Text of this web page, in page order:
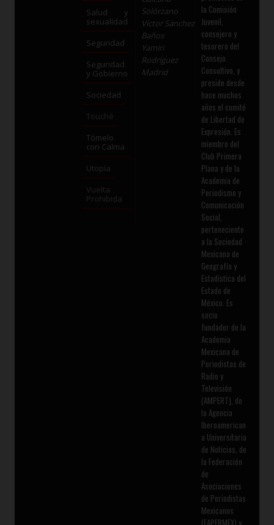
Salud y
sexualidad
Seguridad
Seguridad
y Gobierno
Sociedad
Touché
Tómelo
con Calma
Utopía
Vuelta
Prohibida
Solórzano
Víctor Sánchez
Baños
Yamiri
Rodríguez
Madrid
la Comisión
Juvenil,
consejero y
tesorero del
Consejo
Consultivo, y
preside desde
hace muchos
años el comité
de Libertad de
Expresión. Es
miembro del
Club Primera
Plana y de la
Academia de
Periodismo y
Comunicación
Social,
perteneciente
a la Sociedad
Mexicana de
Geografía y
Estadística del
Estado de
México. Es
socio
fundador de la
Academia
Mexicana de
Periodistas de
Radio y
Televisión
(AMPERT), de
la Agencia
Iberoamerican
a Universitaria
de Noticias, de
la Federación
de
Asociaciones
de Periodistas
Mexicanos